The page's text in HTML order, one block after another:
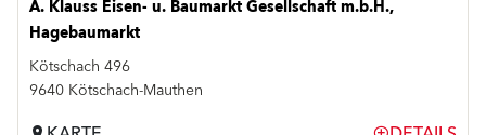
A. Klauss Eisen- u. Baumarkt Gesellschaft m.b.H.,
Hagebaumarkt
Kötschach 496
9640 Kötschach-Mauthen